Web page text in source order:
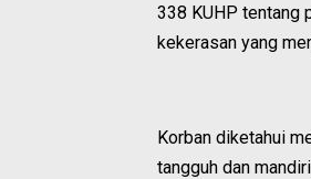
338 KUHP tentang
kekerasan yang
Korban diketahui
tangguh dan